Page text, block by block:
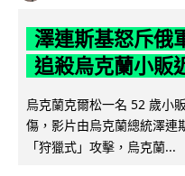
澤連斯基怒斥俄
追殺烏克蘭小販
烏克蘭克爾松一名 52 歲小
傷，影片由烏克蘭總統澤連
「狩獵式」攻擊，烏克蘭...